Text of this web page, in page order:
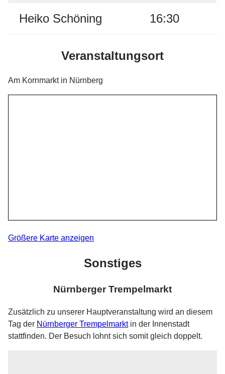
Heiko Schöning 16:30
Veranstaltungsort
Am Kornmarkt in Nürnberg
Größere Karte anzeigen
Sonstiges
Nürnberger Trempelmarkt
Zusätzlich zu unserer Hauptveranstaltung wird an diesem
Tag der Nürnberger Trempelmarktin der Innenstadt
stattfinden. Der Besuch lohnt sich somit gleich doppelt.